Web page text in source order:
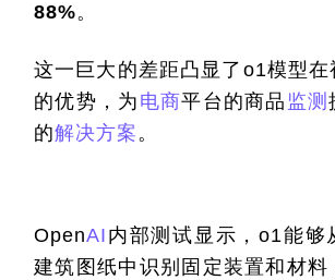
88%。
这一巨大的差距凸显了o1模型在
的优势，为 电商平台的商品 监测
的解决方案。
OpenAI 内部测试显示，o1能够
建筑图纸中识别固定装置和材料